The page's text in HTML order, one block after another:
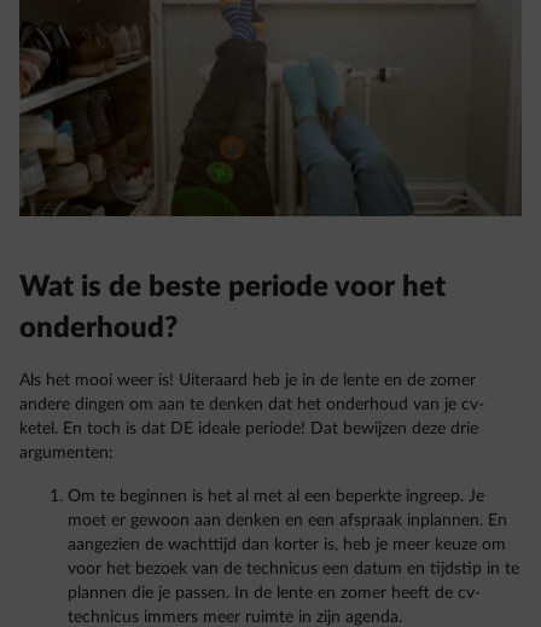
Wat is de beste periode voor het
onderhoud?
Als het mooi weer is! Uiteraard heb je in de lente en de zomer
andere dingen om aan te denken dat het onderhoud van je cv-
ketel. En toch is dat DE ideale periode! Dat bewijzen deze drie
argumenten:
Om te beginnen is het al met al een beperkte ingreep. Je
moet er gewoon aan denken en een afspraak inplannen. En
aangezien de wachttijd dan korter is, heb je meer keuze om
voor het bezoek van de technicus een datum en tijdstip in te
plannen die je passen. In de lente en zomer heeft de cv-
technicus immers meer ruimte in zijn agenda.